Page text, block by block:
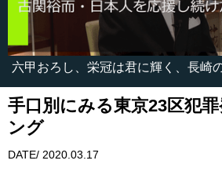
六甲おろし、栄冠は君に輝く、長崎
手口別にみる東京23区犯
ング
DATE/ 2020.03.17